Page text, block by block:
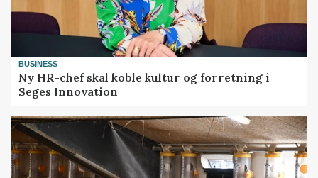
BUSINESS
Ny HR-chef skal koble kultur og forretning i
Seges Innovation